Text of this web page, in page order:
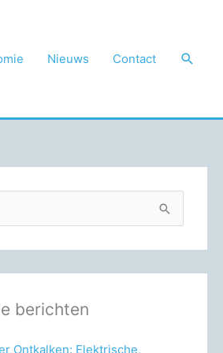
Nieuws Contact
berichten
Ontkalken: Elektrische,